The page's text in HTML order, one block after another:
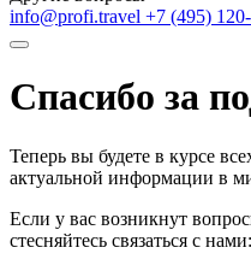
info@profi.travel +7 (495)
Спасибо за
Теперь вы будете в курсе
актуальной информации в
Если у вас возникнут
стесняйтесь связаться с нами: